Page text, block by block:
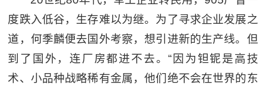
度跌入低谷，生存难以为继。为了寻求企业发展之
道，何季麟便去国外考察，想引进新的生产线。但
到了国外，连厂房都进不去。“因为钽铌是高技
术、小品种战略稀有金属，他们绝不会在世界的东